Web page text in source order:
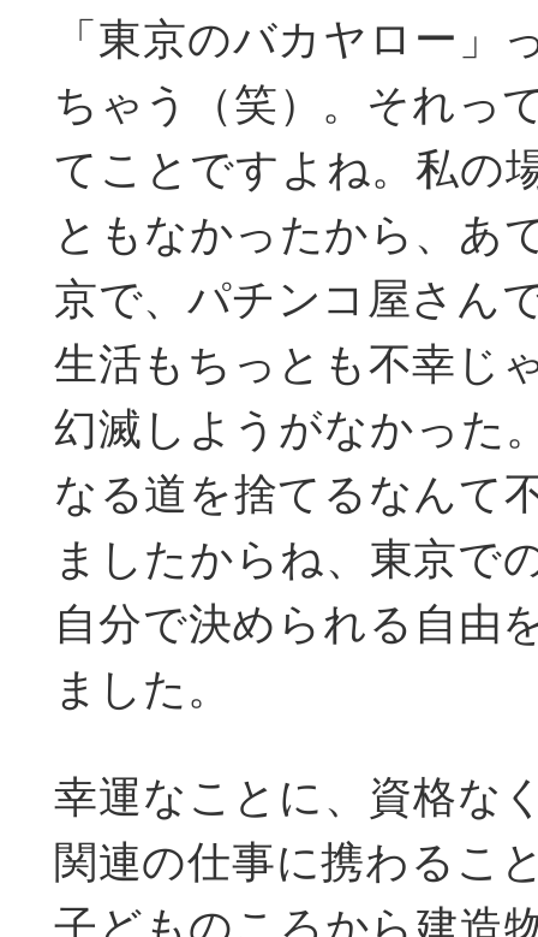
「東京のバカヤロー」
ちゃう（笑）。それっ
てことですよね。私の
ともなかったから、あ
京で、パチンコ屋さん
生活もちっとも不幸じ
幻滅しようがなかった
なる道を捨てるなんて
ましたからね、東京で
自分で決められる自由
ました。
幸運なことに、資格な
関連の仕事に携わるこ
子どものころから建造